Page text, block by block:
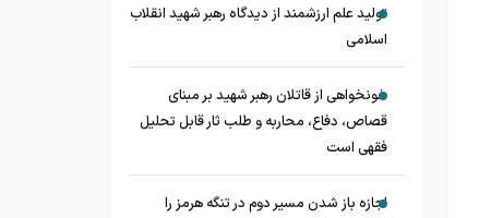
تولید علم ارزشمند از دیدگاه رهبر شهید انقلاب
اسلامی
خونخواهی از قاتلان رهبر شهید بر مبنای
قصاص، دفاع، محاربه و طلب ثار قابل تحلیل
فقهی است
اجازه باز شدن مسیر دوم در تنگه هرمز را